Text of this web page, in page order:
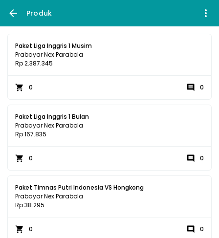
Produk
Paket Liga Inggris 1 Musim
Prabayar Nex Parabola
Rp 2.387.345
0 0
Paket Liga Inggris 1 Bulan
Prabayar Nex Parabola
Rp 167.835
0 0
Paket Timnas Putri Indonesia VS Hongkong
Prabayar Nex Parabola
Rp 38.295
0 0